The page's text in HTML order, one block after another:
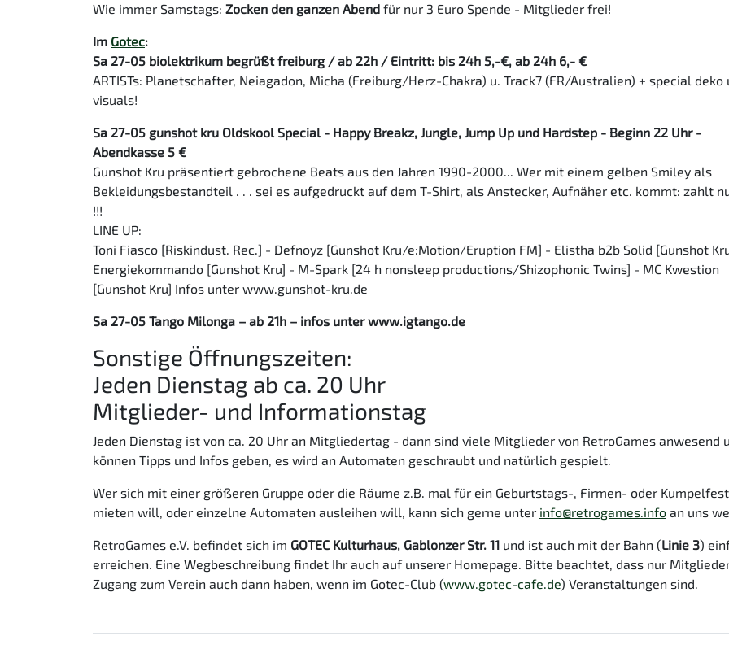
Wie immer Samstags: Zocken den ganzen Abend für nur 3 Euro Spende - Mitglieder frei!
Im Gotec:
Sa 27-05 biolektrikum begrüßt freiburg / ab 22h / Eintritt: bis 24h 5,-€, ab 24h 6,- €
ARTISTs: Planetschafter, Neiagadon, Micha (Freiburg/Herz-Chakra) u. Track7 (FR/Australien) + special deko
visuals!
Sa 27-05 gunshot kru Oldskool Special - Happy Breakz, Jungle, Jump Up und Hardstep - Beginn 22 Uhr -
Abendkasse 5 €
Gunshot Kru präsentiert gebrochene Beats aus den Jahren 1990-2000... Wer mit einem gelben Smiley als
Bekleidungsbestandteil . . . sei es aufgedruckt auf dem T-Shirt, als Anstecker, Aufnäher etc. kommt: zahlt
!!!
LINE UP:
Toni Fiasco [Riskindust. Rec.] - Defnoyz [Gunshot Kru/e:Motion/Eruption FM] - Elistha b2b Solid [Gunshot
Energiekommando [Gunshot Kru] - M-Spark [24 h nonsleep productions/Shizophonic Twins] - MC Kwestion
[Gunshot Kru] Infos unter www.gunshot-kru.de
Sa 27-05 Tango Milonga – ab 21h – infos unter www.igtango.de
Sonstige Öffnungszeiten:
Jeden Dienstag ab ca. 20 Uhr
Mitglieder- und Informationstag
Jeden Dienstag ist von ca. 20 Uhr an Mitgliedertag - dann sind viele Mitglieder von RetroGames anwesend
können Tipps und Infos geben, es wird an Automaten geschraubt und natürlich gespielt.
Wer sich mit einer größeren Gruppe oder die Räume z.B. mal für ein Geburtstags-, Firmen- oder Kumpelfest
mieten will, oder einzelne Automaten ausleihen will, kann sich gerne unter info@retrogames.info an uns
RetroGames e.V. befindet sich im GOTEC Kulturhaus, Gablonzer Str. 11 und ist auch mit der Bahn (Linie 3)
erreichen. Eine Wegbeschreibung findet Ihr auch auf unserer Homepage. Bitte beachtet, dass nur
Zugang zum Verein auch dann haben, wenn im Gotec-Club (www.gotec-cafe.de) Veranstaltungen sind.